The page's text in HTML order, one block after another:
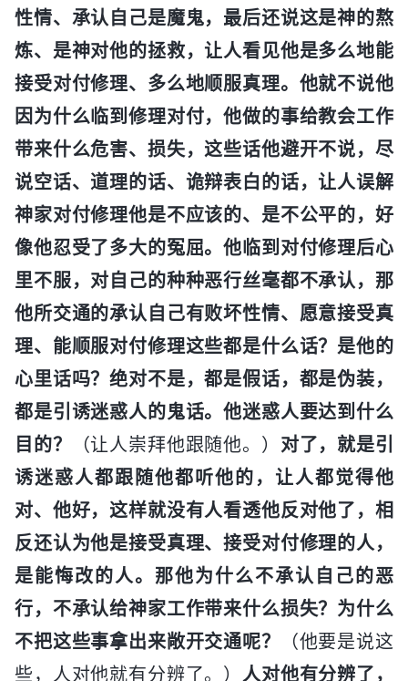
性情、承认自己是魔鬼，最后还说这是神的熬
炼、是神对他的拯救，让人看见他是多么地能
接受对付修理、多么地顺服真理。他就不说他
因为什么临到修理对付，他做的事给教会工作
带来什么危害、损失，这些话他避开不说，尽
说空话、道理的话、诡辩表白的话，让人误解
神家对付修理他是不应该的、是不公平的，好
像他忍受了多大的冤屈。他临到对付修理后心
里不服，对自己的种种恶行丝毫都不承认，那
他所交通的承认自己有败坏性情、愿意接受真
理、能顺服对付修理这些都是什么话？是他的
心里话吗？绝对不是，都是假话，都是伪装，
都是引诱迷惑人的鬼话。他迷惑人要达到什么
目的？
（让人崇拜他跟随他。） 对了，就是引
诱迷惑人都跟随他都听他的，让人都觉得他
对、他好，这样就没有人看透他反对他了，相
反还认为他是接受真理、接受对付修理的人，
是能悔改的人。那他为什么不承认自己的恶
行，不承认给神家工作带来什么损失？为什么
不把这些事拿出来敞开交通呢？
（他要是说这
些，人对他就有分辨了。） 人对他有分辨了，